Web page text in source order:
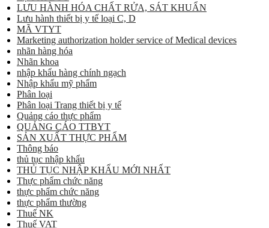
LƯU HÀNH HÓA CHẤT RỬA, SÁT KHUẨN
Lưu hành thiết bị y tế loại C, D
MÃ VTYT
Marketing authorization holder service of Medical devices
nhãn hàng hóa
Nhãn khoa
nhập khẩu hàng chính ngạch
Nhập khẩu mỹ phẩm
Phân loại
Phân loại Trang thiết bị y tế
Quảng cáo thực phẩm
QUẢNG CÁO TTBYT
SẢN XUẤT THỰC PHẨM
Thông báo
thủ tục nhập khẩu
THỦ TỤC NHẬP KHẨU MỚI NHẤT
Thực phẩm chức năng
thực phẩm chức năng
thực phẩm thường
Thuế NK
Thuế VAT